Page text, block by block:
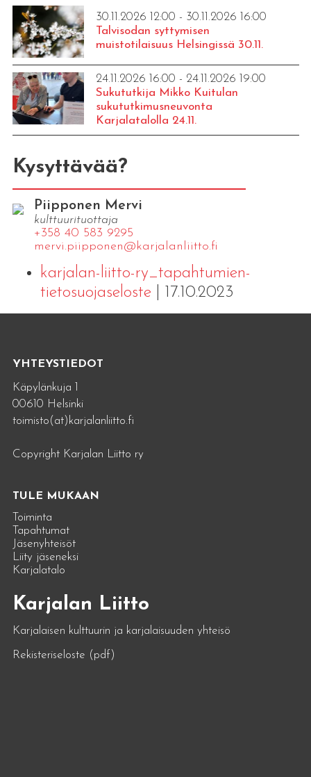
30.11.2026 12:00 - 30.11.2026 16:00
Talvisodan syttymisen
muistotilaisuus Helsingissä 30.11.
24.11.2026 16:00 - 24.11.2026 19:00
Sukututkija Mikko Kuitulan
sukututkimusneuvonta
Karjalatalolla 24.11.
Kysyttävää?
Piipponen Mervi
kulttuurituottaja
+358 40 583 9295
mervi.​piipponen@​kar​jala​nlii​tto.​fi
karjalan-liitto-ry_tapahtumien-
tietosuojaseloste| 17.10.2023
YHTEYSTIEDOT
Käpylänkuja 1
00610 Helsinki
toimisto(at)karjalanliitto.fi
Copyright Karjalan Liitto ry
TULE MUKAAN
Toiminta
Tapahtumat
Jäsenyhteisöt
Liity jäseneksi
Karjalatalo
Karjalan Liitto
Karjalaisen kulttuurin ja karjalaisuuden yhteisö
Rekisteriseloste (pdf)